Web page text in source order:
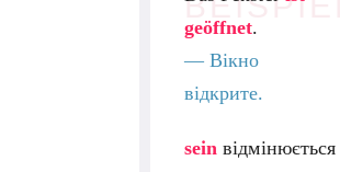
geöffnet.
—Вікно
відкрите.
sein відмінюється